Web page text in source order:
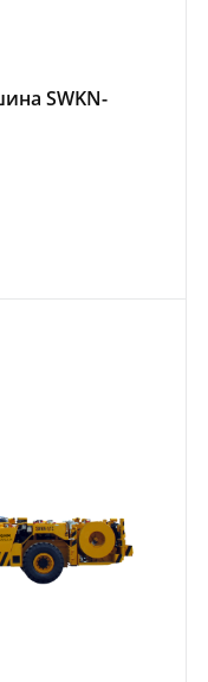
SWKN-